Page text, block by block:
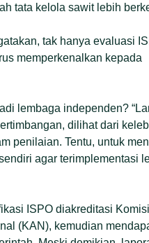
tata kelola sawit lebih
tak hanya evaluasi
memperkenalkan kepada
lembaga independen?
dilihat dari
penilaian. Tentu, untuk
agar terimplementasi
ISPO diakreditasi Komisi
(KAN), kemudian